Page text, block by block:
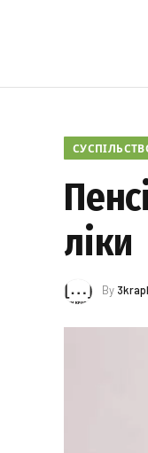
ліки
By